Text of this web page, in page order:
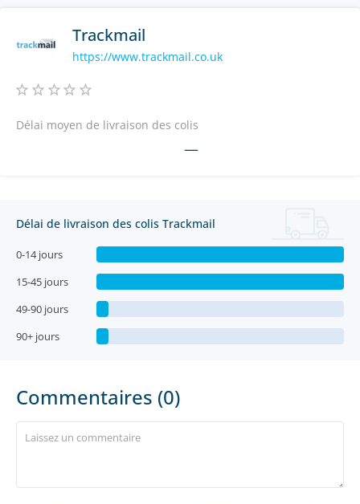
Trackmail
https://www.trackmail.co.uk
Délai moyen de livraison des colis
—
Délai de livraison des colis Trackmail
0-14 jours
15-45 jours
49-90 jours
90+ jours
Commentaires (0)